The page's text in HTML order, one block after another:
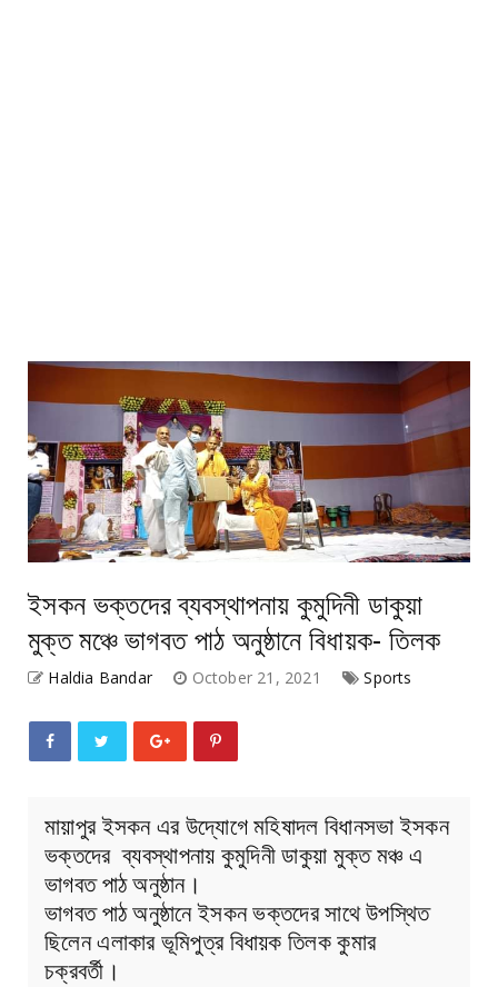
ইসকন ভক্তদের ব্যবস্থাপনায় কুমুদিনী ডাকুয়া
মুক্ত মঞ্চে ভাগবত পাঠ অনুষ্ঠানে বিধায়ক- তিলক
Haldia Bandar October 21, 2021 Sports
মায়াপুর ইসকন এর উদ্যোগে মহিষাদল বিধানসভা ইসকন
ভক্তদের ব্যবস্থাপনায় কুমুদিনী ডাকুয়া মুক্ত মঞ্চ এ
ভাগবত পাঠ অনুষ্ঠান।
ভাগবত পাঠ অনুষ্ঠানে ইসকন ভক্তদের সাথে উপস্থিত
ছিলেন এলাকার ভূমিপুত্র বিধায়ক তিলক কুমার
চক্রবর্তী।